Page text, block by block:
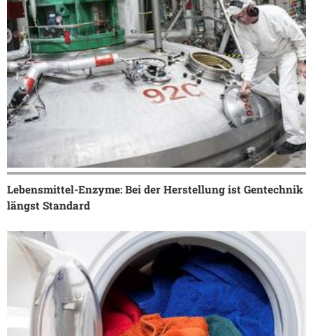
Lebensmittel-Enzyme: Bei der Herstellung ist Gentechnik
längst Standard